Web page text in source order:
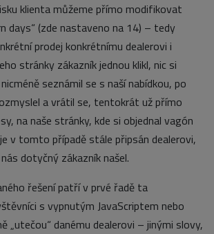
klienta můžeme přímo modifikovat
days“ (zde nastaveno na 14) – tedy
prodej konkrétnímu dealerovi i
stránky zákazník jednou klikl, nic si
seznámil se s naší nabídkou, po
a vrátil se, tentokrát už přímo
na naše stránky, kde si objednal vagón
v tomto případě stále připsán dealerovi,
dotyčný zákazník našel.
řešení patří v prvé řadě ta
s vypnutým JavaScriptem nebo
„utečou“ danému dealerovi – jinými slovy,